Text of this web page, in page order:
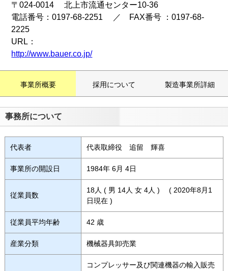
〒024‐0014 北上市流通センター10-36
電話番号：0197-68-2251 ／ FAX番号 ：0197-68-
2225
URL：
http://www.bauer.co.jp/
事業所概要 採用について 製造事業所詳細
事務所について
代表者 代表取締役 追留 輝喜
事業所の開設日 1984年 6月 4日
従業員数
18人 ( 男 14人 女 4人 ) ( 2020年8月1
日現在 )
従業員平均年齢 42 歳
産業分類 機械器具卸売業
コンプレッサー及び関連機器の輸入販売